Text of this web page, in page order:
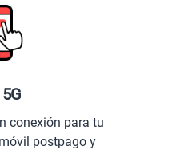
conexión para tu
postpago y